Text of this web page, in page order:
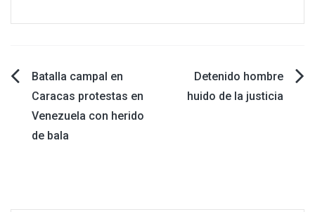
Navegación
de
entradas
Batalla campal en
Caracas protestas en
Venezuela con herido
de bala
Detenido hombre
huido de la justicia